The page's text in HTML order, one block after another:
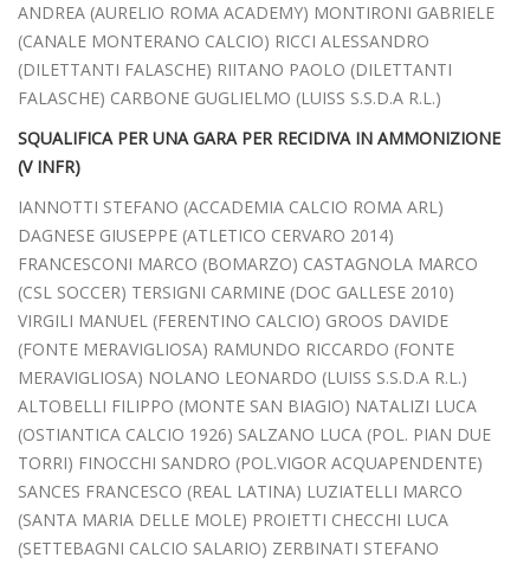
ANDREA (AURELIO ROMA ACADEMY) MONTIRONI GABRIELE
(CANALE MONTERANO CALCIO) RICCI ALESSANDRO
(DILETTANTI FALASCHE) RIITANO PAOLO (DILETTANTI
FALASCHE) CARBONE GUGLIELMO (LUISS S.S.D.A R.L.)
SQUALIFICA PER UNA GARA PER RECIDIVA IN AMMONIZIONE
(V INFR)
IANNOTTI STEFANO (ACCADEMIA CALCIO ROMA ARL)
DAGNESE GIUSEPPE (ATLETICO CERVARO 2014)
FRANCESCONI MARCO (BOMARZO) CASTAGNOLA MARCO
(CSL SOCCER) TERSIGNI CARMINE (DOC GALLESE 2010)
VIRGILI MANUEL (FERENTINO CALCIO) GROOS DAVIDE
(FONTE MERAVIGLIOSA) RAMUNDO RICCARDO (FONTE
MERAVIGLIOSA) NOLANO LEONARDO (LUISS S.S.D.A R.L.)
ALTOBELLI FILIPPO (MONTE SAN BIAGIO) NATALIZI LUCA
(OSTIANTICA CALCIO 1926) SALZANO LUCA (POL. PIAN DUE
TORRI) FINOCCHI SANDRO (POL.VIGOR ACQUAPENDENTE)
SANCES FRANCESCO (REAL LATINA) LUZIATELLI MARCO
(SANTA MARIA DELLE MOLE) PROIETTI CHECCHI LUCA
(SETTEBAGNI CALCIO SALARIO) ZERBINATI STEFANO